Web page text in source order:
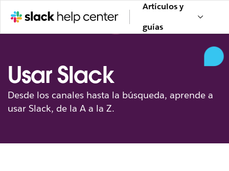
Artículos y
guías
Usar Slack
Desde los canales hasta la búsqueda, aprende a
usar Slack, de la A a la Z.